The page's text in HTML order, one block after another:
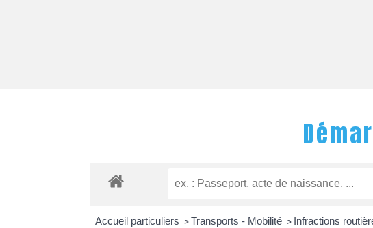
Accueil particuliers > Transports - Mobilité > Infractions